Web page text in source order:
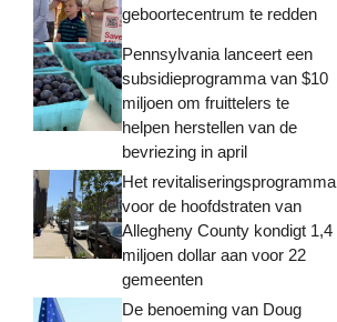
geboortecentrum te redden
Pennsylvania lanceert een
subsidieprogramma van $10
miljoen om fruittelers te
helpen herstellen van de
bevriezing in april
Het revitaliseringsprogramma
voor de hoofdstraten van
Allegheny County kondigt 1,4
miljoen dollar aan voor 22
gemeenten
De benoeming van Doug